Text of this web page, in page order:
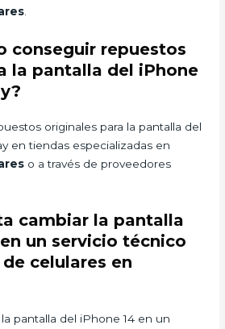
conseguir repuestos
la pantalla del iPhone
originales para la pantalla del
en tiendas especializadas en
o a través de proveedores
cambiar la pantalla
un servicio técnico
celulares en
pantalla del iPhone 14 en un